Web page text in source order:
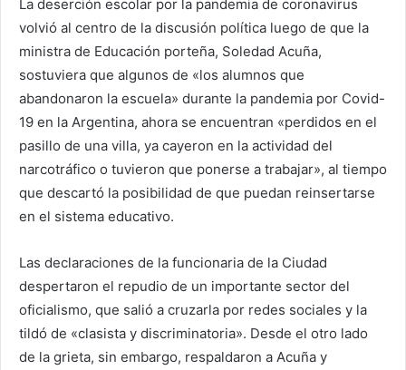
La deserción escolar por la pandemia de coronavirus
volvió al centro de la discusión política luego de que la
ministra de Educación porteña, Soledad Acuña,
sostuviera que algunos de «los alumnos que
abandonaron la escuela» durante la pandemia por Covid-
19 en la Argentina, ahora se encuentran «perdidos en el
pasillo de una villa, ya cayeron en la actividad del
narcotráfico o tuvieron que ponerse a trabajar», al tiempo
que descartó la posibilidad de que puedan reinsertarse
en el sistema educativo.
Las declaraciones de la funcionaria de la Ciudad
despertaron el repudio de un importante sector del
oficialismo, que salió a cruzarla por redes sociales y la
tildó de «clasista y discriminatoria». Desde el otro lado
de la grieta, sin embargo, respaldaron a Acuña y